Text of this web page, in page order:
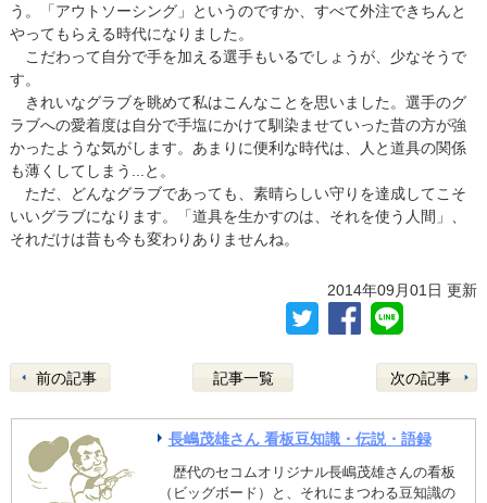
う。「アウトソーシング」というのですか、すべて外注できちんと
やってもらえる時代になりました。
こだわって自分で手を加える選手もいるでしょうが、少なそうで
す。
きれいなグラブを眺めて私はこんなことを思いました。選手のグ
ラブへの愛着度は自分で手塩にかけて馴染ませていった昔の方が強
かったような気がします。あまりに便利な時代は、人と道具の関係
も薄くしてしまう...と。
ただ、どんなグラブであっても、素晴らしい守りを達成してこそ
いいグラブになります。「道具を生かすのは、それを使う人間」、
それだけは昔も今も変わりありませんね。
2014年09月01日 更新
前の記事 記事一覧 次の記事
長嶋茂雄さん 看板豆知識・伝説・語録
歴代のセコムオリジナル長嶋茂雄さんの看板
（ビッグボード）と、それにまつわる豆知識の